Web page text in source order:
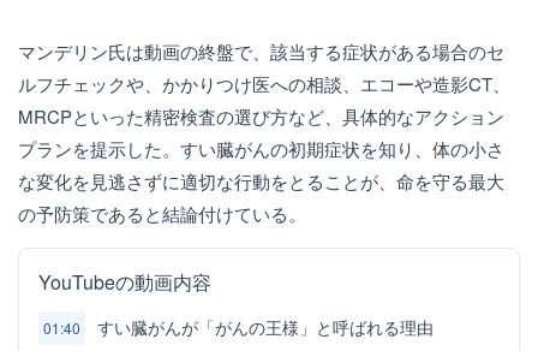
マンデリン氏は動画の終盤で、該当する症状がある場合のセ
ルフチェックや、かかりつけ医への相談、エコーや造影CT、
MRCPといった精密検査の選び方など、具体的なアクション
プランを提示した。すい臓がんの初期症状を知り、体の小さ
な変化を見逃さずに適切な行動をとることが、命を守る最大
の予防策であると結論付けている。
YouTubeの動画内容
01:40 すい臓がんが「がんの王様」と呼ばれる理由